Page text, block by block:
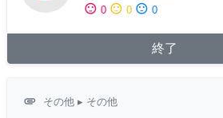
sentiment_satisfied 0 sentiment_neutral 0 sentiment_dissatisfied 0
終了
attachment その他▸ その他